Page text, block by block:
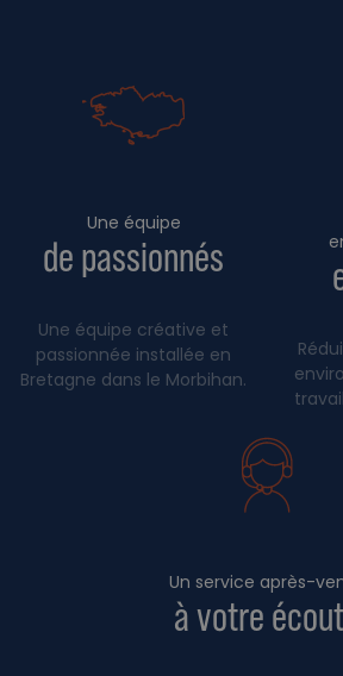
Une équipe
de passionnés
Une équipe créative et
passionnée installée en
Bretagne dans le Morbihan.
Un service après-
à votre